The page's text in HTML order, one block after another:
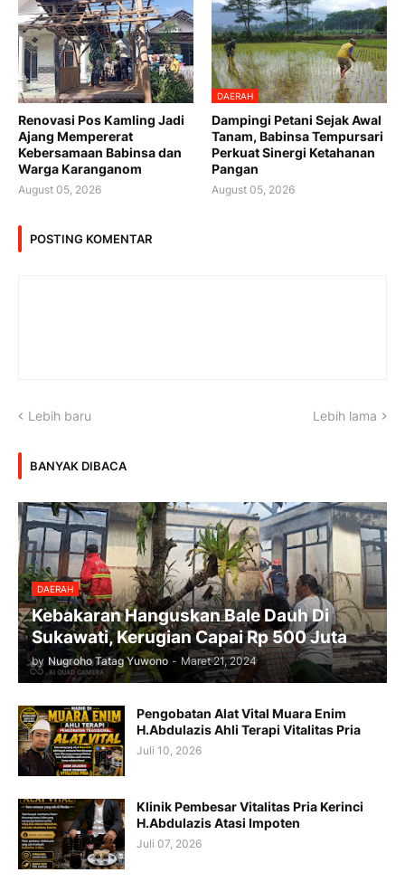
Renovasi Pos Kamling Jadi
Ajang Mempererat
Kebersamaan Babinsa dan
Warga Karanganom
August 05, 2026
DAERAH
Dampingi Petani Sejak Awal
Tanam, Babinsa Tempursari
Perkuat Sinergi Ketahanan
Pangan
August 05, 2026
POSTING KOMENTAR
Lebih baru Lebih lama
BANYAK DIBACA
DAERAH
Kebakaran Hanguskan Bale Dauh Di
Sukawati, Kerugian Capai Rp 500 Juta
by Nugroho Tatag Yuwono - Maret 21, 2024
Pengobatan Alat Vital Muara Enim
H.Abdulazis Ahli Terapi Vitalitas Pria
Juli 10, 2026
Klinik Pembesar Vitalitas Pria Kerinci
H.Abdulazis Atasi Impoten
Juli 07, 2026